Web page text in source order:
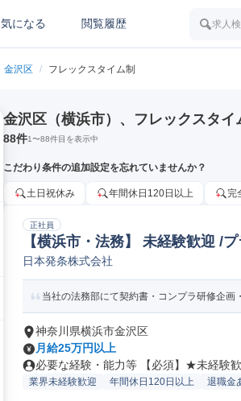
気になる 閲覧履歴 求人
金沢区 / フレックスタイム制
金沢区（横浜市）、フレックスタイ
88件1〜88件目を表示中
こだわり条件の追加設定を忘れていませんか？
土日祝休み 年間休日120日以上 完
正社員
【横浜市・法務】 未経験歓迎 /
日本発条株式会社
当社の法務部にて契約書・コンプラ研修企画
神奈川県横浜市金沢区
月給25万円以上
必要な経験・能力等 【必須】★未経験
業界未経験歓迎 年間休日120日以上 退職金